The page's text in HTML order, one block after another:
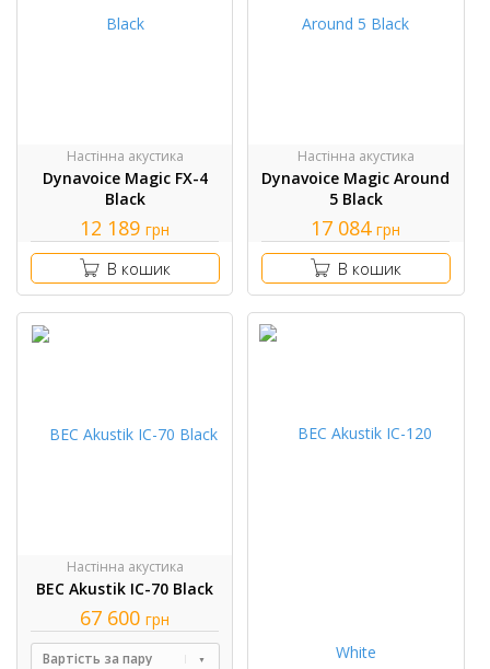
Настінна акустика
Dynavoice Magic FX-4
Black
12 189 грн
В кошик
Настінна акустика
Dynavoice Magic Around
5 Black
17 084 грн
В кошик
Настінна акустика
BEC Akustik IC-70 Black
67 600 грн
Вартість за пару